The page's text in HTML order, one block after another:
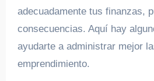
adecuadamente tus finanzas,
consecuencias. Aquí hay
ayudarte a administrar mejor
emprendimiento.